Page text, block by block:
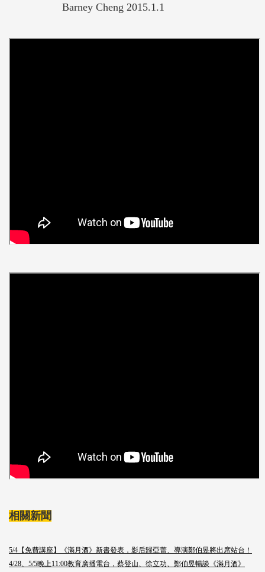
Barney Cheng 2015.1.1
相關新聞
5/4【免費講座】《滿月酒》新書發表，影后歸亞蕾、導演鄭伯昱將出席站台！
4/28、5/5晚上11:00教育廣播電台，蔡登山、徐立功、鄭伯昱暢談《滿月酒》